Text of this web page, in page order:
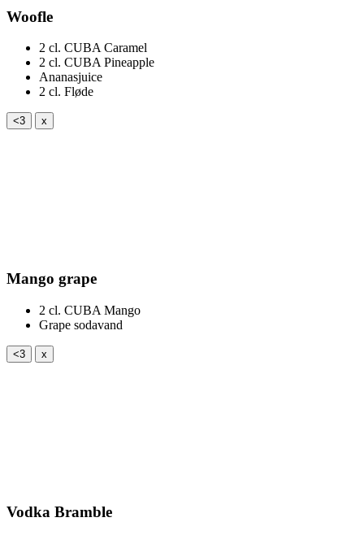
Woofle
2 cl. CUBA Caramel
2 cl. CUBA Pineapple
Ananasjuice
2 cl. Fløde
<3 x
Mango grape
2 cl. CUBA Mango
Grape sodavand
<3 x
Vodka Bramble